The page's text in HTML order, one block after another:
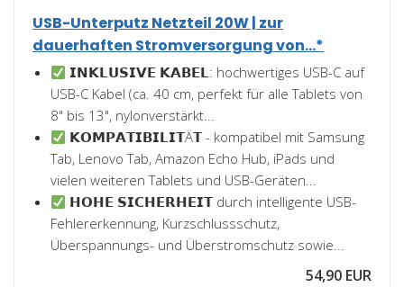
USB-Unterputz Netzteil 20W | zur
dauerhaften Stromversorgung von...*
𝗜𝗡𝗞𝗟𝗨𝗦𝗜𝗩𝗘 𝗞𝗔𝗕𝗘𝗟: hochwertiges USB-C auf
USB-C Kabel (ca. 40 cm, perfekt für alle Tablets von
8" bis 13", nylonverstärkt...
𝗞𝗢𝗠𝗣𝗔𝗧𝗜𝗕𝗜𝗟𝗜𝗧Ä𝗧 - kompatibel mit Samsung
Tab, Lenovo Tab, Amazon Echo Hub, iPads und
vielen weiteren Tablets und USB-Geräten...
𝗛𝗢𝗛𝗘 𝗦𝗜𝗖𝗛𝗘𝗥𝗛𝗘𝗜𝗧 durch intelligente USB-
Fehlererkennung, Kurzschlussschutz,
Überspannungs- und Überstromschutz sowie...
54,90 EUR